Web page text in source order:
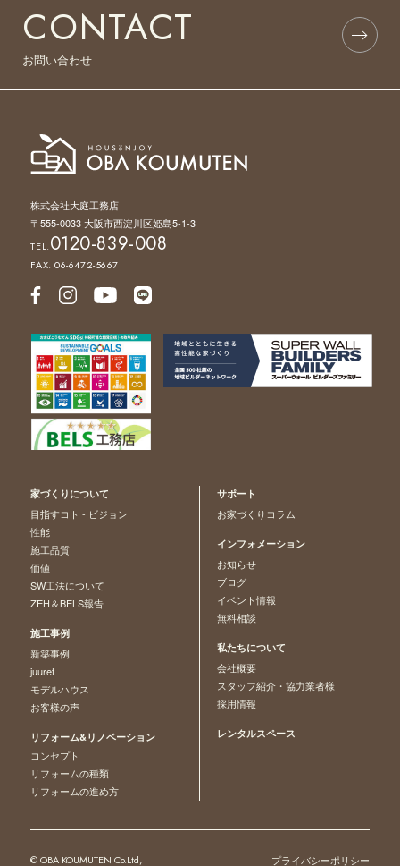
CONTACT
お問い合わせ
株式会社大庭工務店
〒555-0033 大阪市西淀川区姫島5-1-3
TEL.0120-839-008
FAX. 06-6472-5667
家づくりについて
目指すコト - ビジョン
性能
施工品質
価値
SW工法について
ZEH＆BELS報告
施工事例
新築事例
juuret
モデルハウス
お客様の声
リフォーム&リノベーション
コンセプト
リフォームの種類
リフォームの進め方
サポート
お家づくりコラム
インフォメーション
お知らせ
ブログ
イベント情報
無料相談
私たちについて
会社概要
スタッフ紹介・協力業者様
採用情報
レンタルスペース
© OBA KOUMUTEN Co.Ltd, プライバシーポリシー